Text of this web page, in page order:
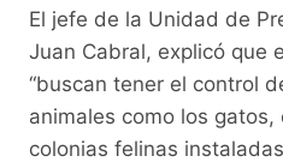
El jefe de la Unidad de
Juan Cabral, explicó que
“buscan tener el control
animales como los gatos,
colonias felinas